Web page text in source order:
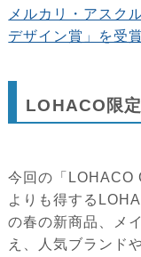
メルカリ・アスク
デザイン賞」を受賞
LOHACO限
今回の「LOHACO
よりも得する
の春の新商品、メ
え、人気ブランド